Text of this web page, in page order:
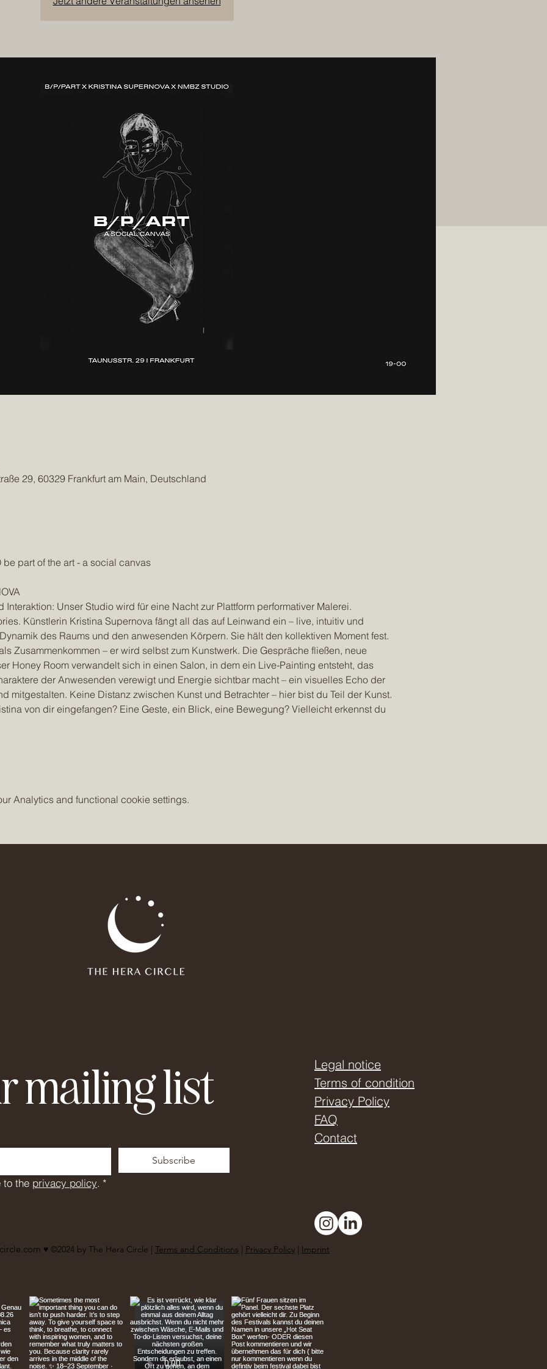
29, 60329 Frankfurt am Main, Deutschland
be part of the art - a social canvas
Unser Studio wird für eine Nacht zur Plattform performativer Malerei.
Künstlerin Kristina Supernova fängt all das auf Leinwand ein – live, intuitiv und
des Raums und den anwesenden Körpern. Sie hält den kollektiven Moment fest.
Zusammenkommen – er wird selbst zum Kunstwerk. Die Gespräche fließen, neue
Honey Room verwandelt sich in einen Salon, in dem ein Live-Painting entsteht, das
der Anwesenden verewigt und Energie sichtbar macht – ein visuelles Echo der
mitgestalten. Keine Distanz zwischen Kunst und Betrachter – hier bist du Teil der Kunst.
von dir eingefangen? Eine Geste, ein Blick, eine Bewegung? Vielleicht erkennst du
Analytics and functional cookie settings.
mailing list
Subscribe
to the privacy policy. *
Legal notice
Terms of condition
Privacy Policy
FAQ
Contact
♥︎ ©2024 by The Hera Circle | Terms and Conditions | Privacy Policy| Imprint